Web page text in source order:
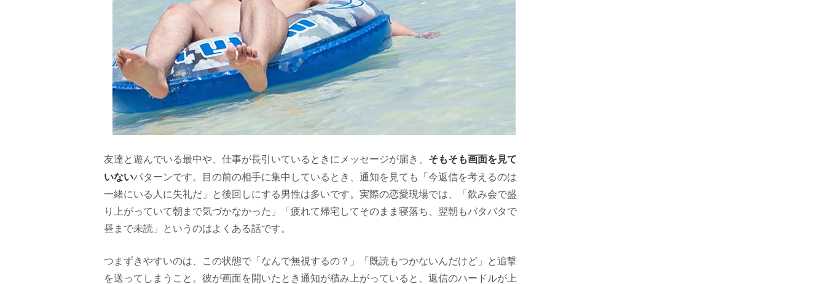
友達と遊んでいる最中や、仕事が長引いているときにメッセージが届き、 そもそも画面を見て
いないパターンです。目の前の相手に集中しているとき、通知を見ても「今返信を考えるのは
一緒にいる人に失礼だ」と後回しにする男性は多いです。実際の恋愛現場では、「飲み会で盛
り上がっていて朝まで気づかなかった」「疲れて帰宅してそのまま寝落ち、翌朝もバタバタで
昼まで未読」というのはよくある話です。
つまずきやすいのは、この状態で「なんで無視するの？」「既読もつかないんだけど」と追撃
を送ってしまうこと。彼が画面を開いたとき通知が積み上がっていると、返信のハードルが上